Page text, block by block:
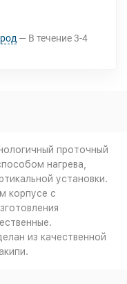
В течение3-4
проточный
нагрева,
установки.
корпусе с
из качественной